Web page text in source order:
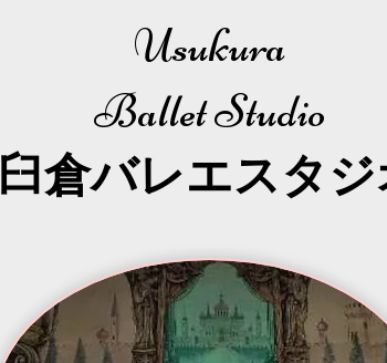
Usukura
Ballet Studio
​臼倉バレエスタジ